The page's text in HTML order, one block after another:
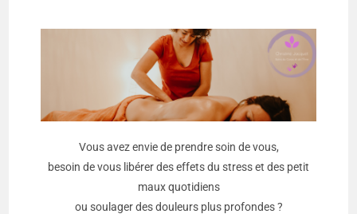
Vous avez envie de prendre soin de vous,
besoin de vous libérer des effets du stress et des petit
maux quotidiens
ou soulager des douleurs plus profondes ?